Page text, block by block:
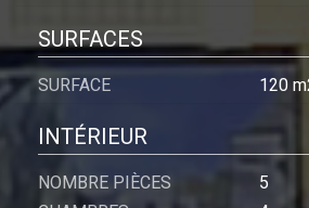
SURFACES
SURFACE 120
INTÉRIEUR
NOMBRE PIÈCES
5